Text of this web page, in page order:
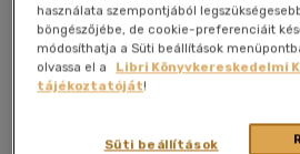
használata szempontjából
böngészőjébe, de cookie-preferenciáit
módosíthatja a Süti beállítások
olvassa el a
Libri Könyvkereskedelmi
tájékoztatóját!
Süti beállítások